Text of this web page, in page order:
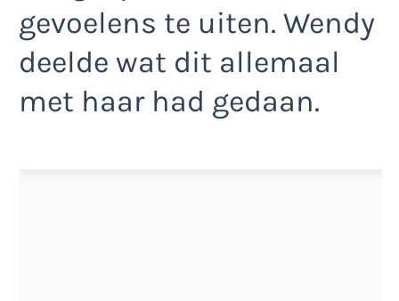
gevoelens te uiten. Wendy
deelde wat dit allemaal
met haar had gedaan.